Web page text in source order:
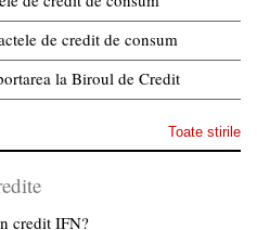
de credit de consum
la Biroul de Credit
Toate stirile
credit IFN?